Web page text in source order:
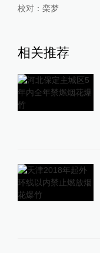
校对： 栾梦
相关推荐